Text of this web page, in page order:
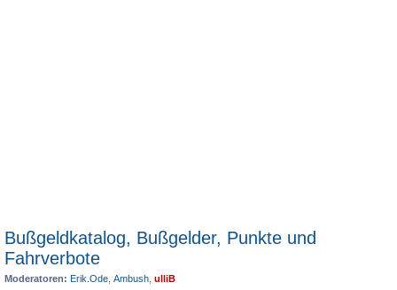
Bußgeldkatalog, Bußgelder, Punkte und
Fahrverbote
Moderatoren: Erik.Ode Ambush ulliB